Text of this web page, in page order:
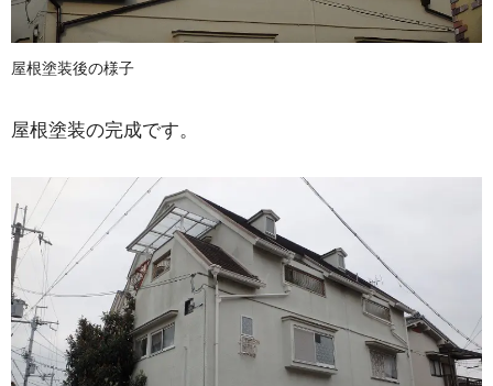
屋根塗装後の様子
屋根塗装の完成です。